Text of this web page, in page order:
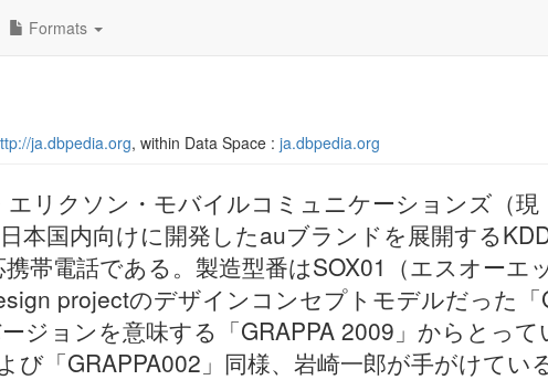
Formats
ja.dbpedia.org, within Data Space : ja.dbpedia.org
リクソン・モバイルコミュニケーションズ（
本国内向けに開発したauブランドを展開する
帯電話である。製造型番はSOX01（エスオーエ
projectのデザインコンセプトモデルだった「
ジョンを意味する「GRAPPA 2009」からとっ
「GRAPPA002」同様、岩崎一郎が手がけている